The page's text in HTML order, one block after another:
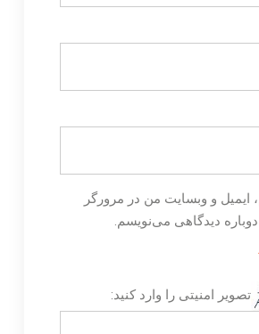
ایمیل و وبسایت من در مرورگر
دیدگاهی می‌نویسم.
تصویر امنیتی را وارد کنید: